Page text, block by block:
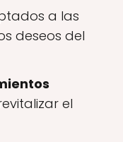
a las
deseos del
el